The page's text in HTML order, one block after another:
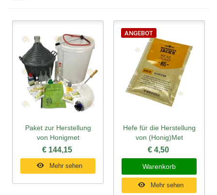
Paket zur Herstellung
von Honigmet
€ 144,15
Mehr sehen
ANGEBOT
Hefe für die Herstellung
von (Honig)Met
€ 4,50
Warenkorb
Mehr sehen